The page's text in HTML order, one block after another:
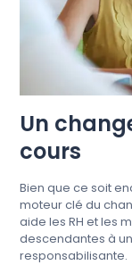
Un
cours
Bien que ce soit
moteur clé du
aide les RH et les
descendantes à
responsabilisante.